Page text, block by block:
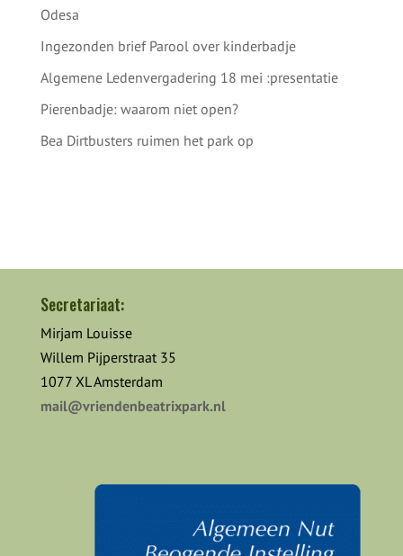
Odesa
Ingezonden brief Parool over kinderbadje
Algemene Ledenvergadering 18 mei :presentatie
Pierenbadje: waarom niet open?
Bea Dirtbusters ruimen het park op
Secretariaat:
Mirjam Louisse
Willem Pijperstraat 35
1077 XL Amsterdam
mail@vriendenbeatrixpark.nl